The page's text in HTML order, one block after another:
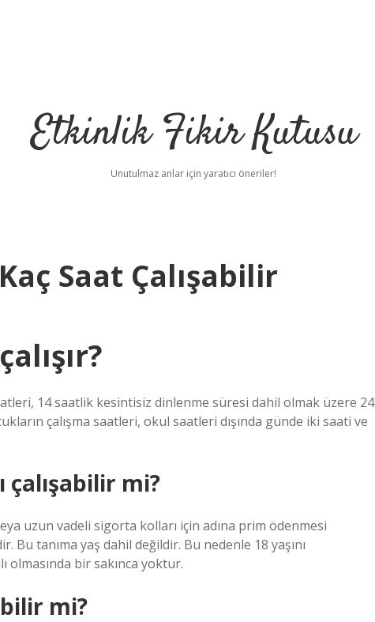
Etkinlik Fikir Kutusu
Unutulmaz anlar için yaratıcı öneriler!
Saat Çalışabilir
14 saatlik kesintisiz dinlenme süresi dahil olmak üzere 24
çalışma saatleri, okul saatleri dışında günde iki saati ve
çalışabilir mi?
uzun vadeli sigorta kolları için adına prim ödenmesi
tanıma yaş dahil değildir. Bu nedenle 18 yaşını
bir sakınca yoktur.
mi?